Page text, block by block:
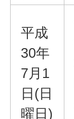
平成
30年
7月1
日(日
曜日)